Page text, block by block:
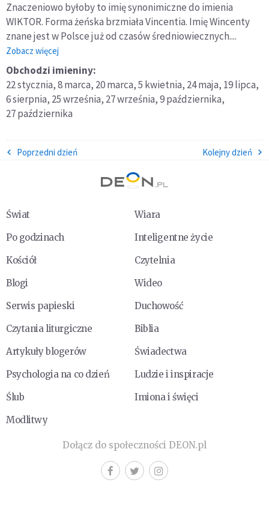
Znaczeniowo byłoby to imię synonimiczne do imienia
WIKTOR. Forma żeńska brzmiała Vincentia. Imię Wincenty
znane jest w Polsce już od czasów średniowiecznych....
Zobacz więcej
Wincenty
Obchodzi imieniny:
22 stycznia,8 marca, 20 marca,5 kwietnia, 24 maja, 19 lipca,
6 sierpnia, 25 września, 27 września,9 października,
27 października
Poprzedni dzień Kolejny dzień
Świat
Wiara
Po godzinach
Inteligentne życie
Kościół
Czytelnia
Blogi
Wideo
Serwis papieski
Duchowość
Czytania liturgiczne
Biblia
Artykuły blogerów
Świadectwa
Psychologia na co dzień
Ludzie i inspiracje
Ślub
Imiona i święci
Modlitwy
Dołącz do społeczności DEON.pl